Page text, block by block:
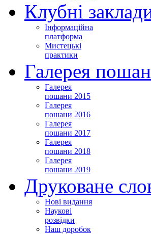
Клубні
Інформаційна
платформа
Мистецькі
практики
Галерея
Галерея
пошани 2015
Галерея
пошани 2016
Галерея
пошани 2017
Галерея
пошани 2018
Галерея
пошани 2019
Друковане
Нові видання
Наукові
розвідки
Наш доробок